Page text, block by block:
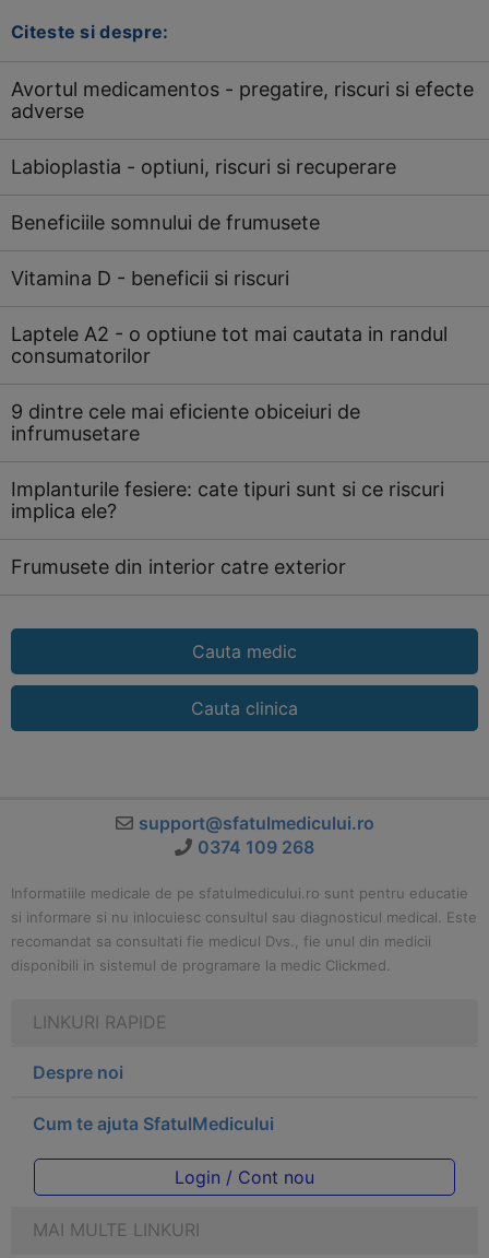
Citeste si despre:
Avortul medicamentos - pregatire, riscuri si efecte
adverse
Labioplastia - optiuni, riscuri si recuperare
Beneficiile somnului de frumusete
Vitamina D - beneficii si riscuri
Laptele A2 - o optiune tot mai cautata in randul
consumatorilor
9 dintre cele mai eficiente obiceiuri de
infrumusetare
Implanturile fesiere: cate tipuri sunt si ce riscuri
implica ele?
Frumusete din interior catre exterior
Cauta medic
Cauta clinica
support@sfatulmedicului.ro
0374 109 268
Informatiile medicale de pe sfatulmedicului.ro sunt pentru educatie
si informare si nu inlocuiesc consultul sau diagnosticul medical. Este
recomandat sa consultati fie medicul Dvs., fie unul din medicii
disponibili in sistemul de programare la medic Clickmed.
LINKURI RAPIDE
Despre noi
Cum te ajuta SfatulMedicului
Login / Cont nou
MAI MULTE LINKURI